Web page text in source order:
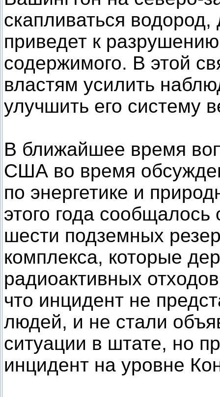
скапливаться водород,
приведет к
содержимого. В этой
властям усилить
улучшить его систему
В ближайшее время
США во время
по энергетике и
этого года
шести подземных
комплекса, которые
радиоактивных
что инцидент не
людей, и не стали
ситуации в штате, но
инцидент на уровне